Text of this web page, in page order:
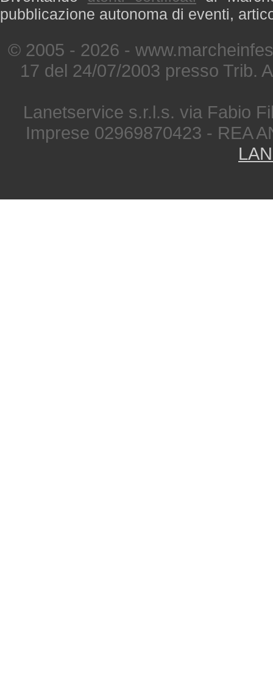
pubblicazione autonoma di eventi,
© 2005 - 2026 -
17 del 24/07/2003 presso Trib.
Lanetservice s.r.l.s. via Fabio
Imprese 02969870423 - REA